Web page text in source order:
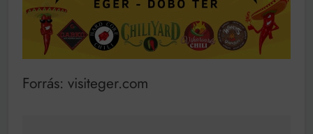
Forrás: visiteger.com